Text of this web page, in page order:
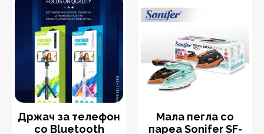
Држач за телефон
со Bluetooth
Мала пегла со
пареа Sonifer SF-